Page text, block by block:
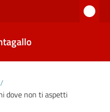
/
dove non ti aspetti